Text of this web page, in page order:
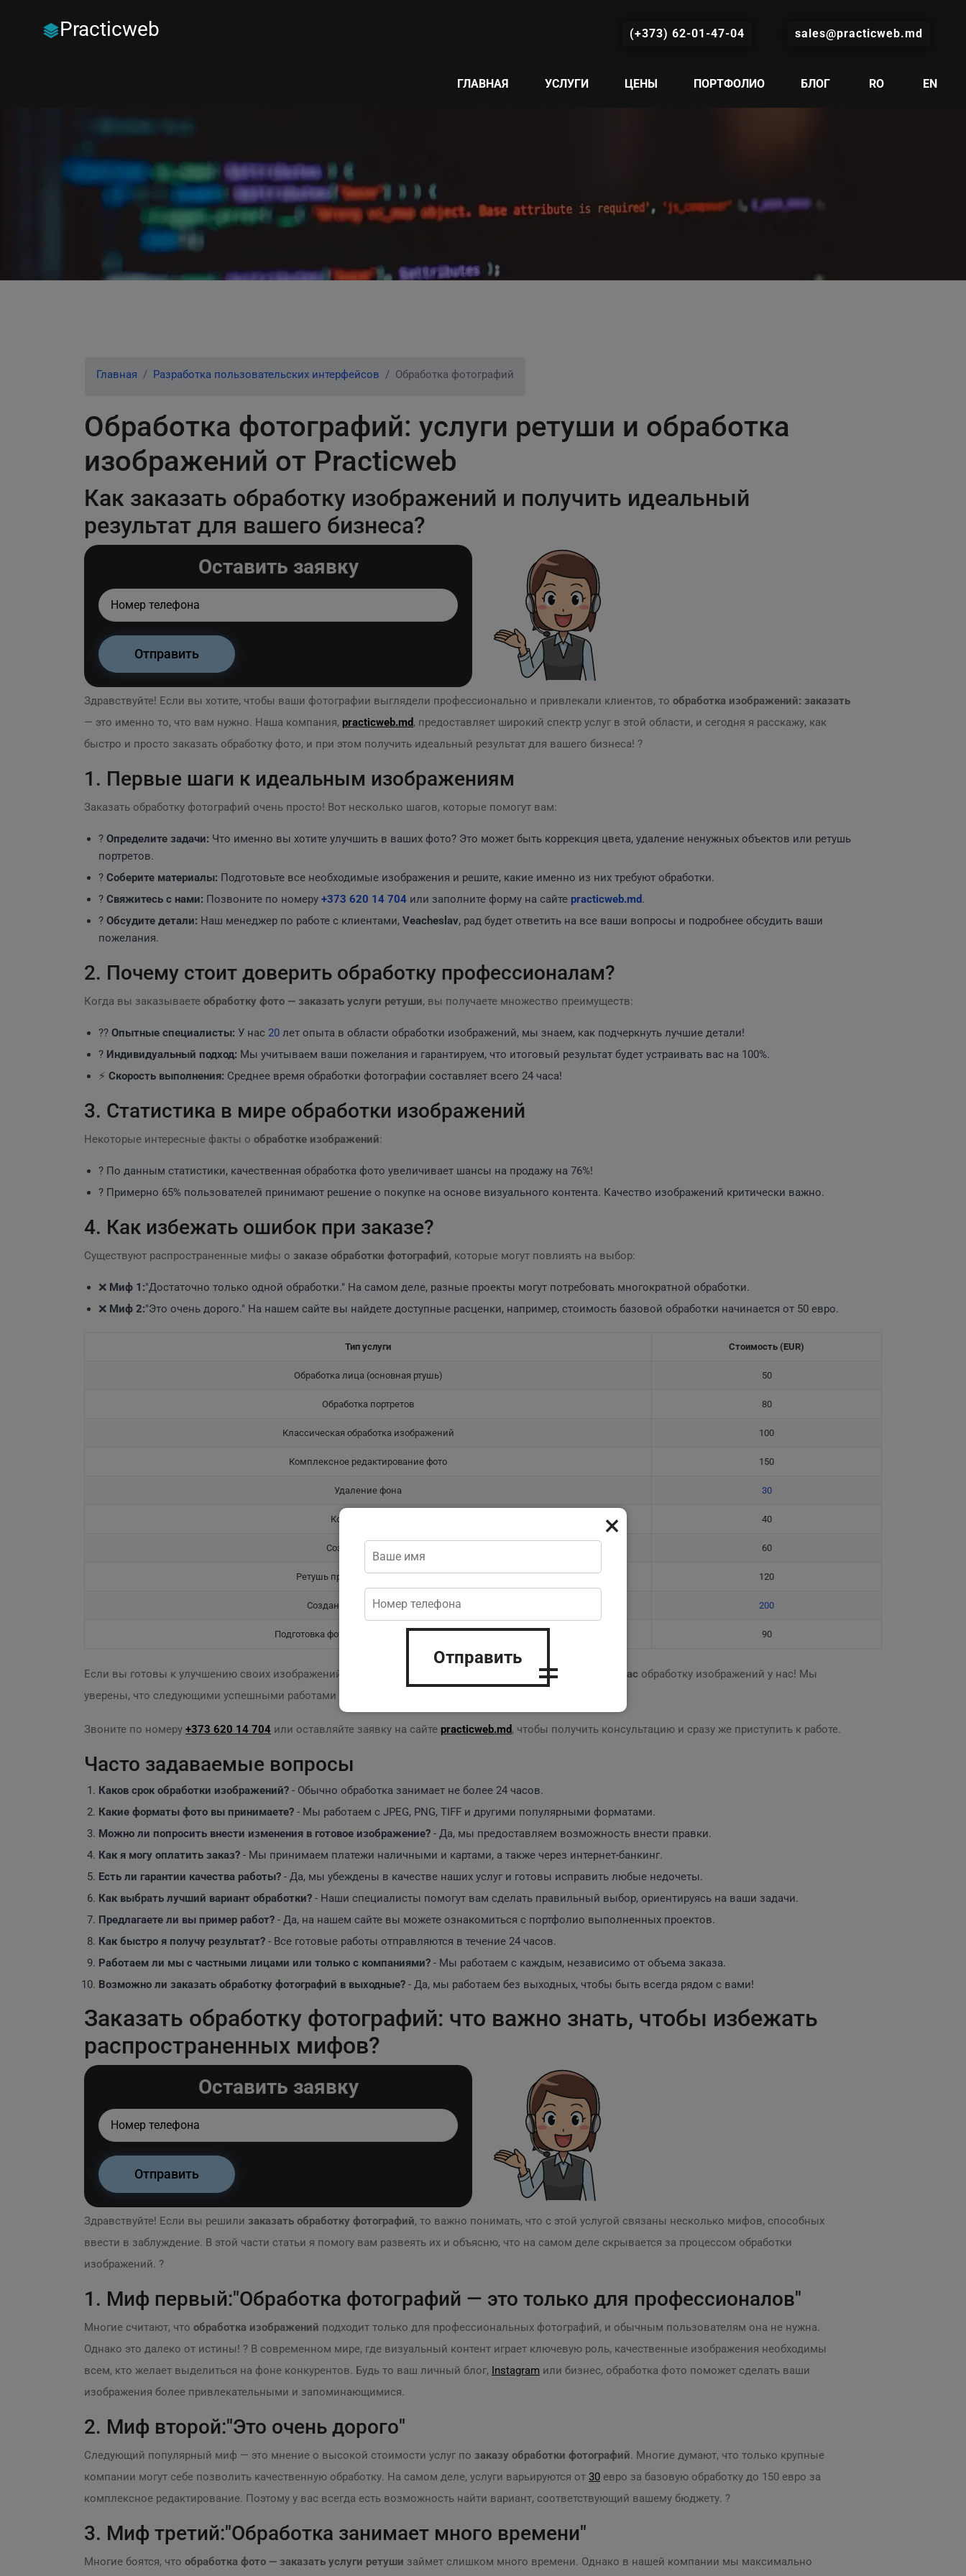
Practicweb sales@practicweb.md
(+373) 62-01-47-04
ГЛАВНАЯ УСЛУГИ ЦЕНЫ ПОРТФОЛИО БЛОГ RO EN
Главная Разработка пользовательских интерфейсов Обработка фотографий
Обработка фотографий: услуги ретуши и обработка
изображений от Practicweb
Как заказать обработку изображений и получить идеальный
результат для вашего бизнеса?
Оставить заявку
Здравствуйте! Если вы хотите, чтобы ваши фотографии выглядели профессионально и привлекали клиентов, то обработка изображений: заказать
— это именно то, что вам нужно. Наша компания, practicweb.md, предоставляет широкий спектр услуг в этой области, и сегодня я расскажу, как
быстро и просто заказать обработку фото, и при этом получить идеальный результат для вашего бизнеса! ?
1. Первые шаги к идеальным изображениям
Заказать обработку фотографий очень просто! Вот несколько шагов, которые помогут вам:
? Определите задачи: Что именно вы хотите улучшить в ваших фото? Это может быть коррекция цвета, удаление ненужных объектов или ретушь
портретов.
? Соберите материалы: Подготовьте все необходимые изображения и решите, какие именно из них требуют обработки.
? Свяжитесь с нами: Позвоните по номеру +373 620 14 704 или заполните форму на сайте practicweb.md.
?️ Обсудите детали: Наш менеджер по работе с клиентами, Veacheslav, рад будет ответить на все ваши вопросы и подробнее обсудить ваши
пожелания.
2. Почему стоит доверить обработку профессионалам?
Когда вы заказываете обработку фото — заказать услуги ретуши, вы получаете множество преимуществ:
?‍? Опытные специалисты: У нас 20 лет опыта в области обработки изображений, мы знаем, как подчеркнуть лучшие детали!
? Индивидуальный подход: Мы учитываем ваши пожелания и гарантируем, что итоговый результат будет устраивать вас на 100%.
⚡ Скорость выполнения: Среднее время обработки фотографии составляет всего 24 часа!
3. Статистика в мире обработки изображений
Некоторые интересные факты о обработке изображений:
? По данным статистики, качественная обработка фото увеличивает шансы на продажу на 76%!
? Примерно 65% пользователей принимают решение о покупке на основе визуального контента. Качество изображений критически важно.
4. Как избежать ошибок при заказе?
Существуют распространенные мифы о заказе обработки фотографий, которые могут повлиять на выбор:
❌ Миф 1:"Достаточно только одной обработки." На самом деле, разные проекты могут потребовать многократной обработки.
❌ Миф 2:"Это очень дорого." На нашем сайте вы найдете доступные расценки, например, стоимость базовой обработки начинается от 50 евро.
Тип услуги Стоимость (EUR)
Обработка лица (основная ртушь) 50
Обработка портретов 80
Классическая обработка изображений 100
Комплексное редактирование фото 150
Удаление фона 30
Коррекция цвета 40
Создание коллажа 60
Ретушь предметной фотографии 120
Создание визуализаций 200
Подготовка фото для свадебных альбомов 90
Если вы готовы к улучшению своих изображений и хотите профессиональный результат,закажите сейчас обработку изображений у нас! Мы
уверены, что следующими успешными работами станете именно вы! ?
Звоните по номеру +373 620 14 704 или оставляйте заявку на сайте practicweb.md, чтобы получить консультацию и сразу же приступить к работе.
Часто задаваемые вопросы
Каков срок обработки изображений? - Обычно обработка занимает не более 24 часов.
Какие форматы фото вы принимаете? - Мы работаем с JPEG, PNG, TIFF и другими популярными форматами.
Можно ли попросить внести изменения в готовое изображение? - Да, мы предоставляем возможность внести правки.
Как я могу оплатить заказ? - Мы принимаем платежи наличными и картами, а также через интернет-банкинг.
Есть ли гарантии качества работы? - Да, мы убеждены в качестве наших услуг и готовы исправить любые недочеты.
Как выбрать лучший вариант обработки? - Наши специалисты помогут вам сделать правильный выбор, ориентируясь на ваши задачи.
Предлагаете ли вы пример работ? - Да, на нашем сайте вы можете ознакомиться с портфолио выполненных проектов.
Как быстро я получу результат? - Все готовые работы отправляются в течение 24 часов.
Работаем ли мы с частными лицами или только с компаниями? - Мы работаем с каждым, независимо от объема заказа.
Возможно ли заказать обработку фотографий в выходные? - Да, мы работаем без выходных, чтобы быть всегда рядом с вами!
Заказать обработку фотографий: что важно знать, чтобы избежать
распространенных мифов?
Оставить заявку
Здравствуйте! Если вы решили заказать обработку фотографий, то важно понимать, что с этой услугой связаны несколько мифов, способных
ввести в заблуждение. В этой части статьи я помогу вам развеять их и объясню, что на самом деле скрывается за процессом обработки
изображений. ?
1. Миф первый:"Обработка фотографий — это только для профессионалов"
Многие считают, что обработка изображений подходит только для профессиональных фотографий, и обычным пользователям она не нужна.
Однако это далеко от истины! ? В современном мире, где визуальный контент играет ключевую роль, качественные изображения необходимы
всем, кто желает выделиться на фоне конкурентов. Будь то ваш личный блог, Instagram или бизнес, обработка фото поможет сделать ваши
изображения более привлекательными и запоминающимися.
2. Миф второй:"Это очень дорого"
Следующий популярный миф — это мнение о высокой стоимости услуг по заказу обработки фотографий. Многие думают, что только крупные
компании могут себе позволить качественную обработку. На самом деле, услуги варьируются от 30 евро за базовую обработку до 150 евро за
комплексное редактирование. Поэтому у вас всегда есть возможность найти вариант, соответствующий вашему бюджету. ?
3. Миф третий:"Обработка занимает много времени"
Многие боятся, что обработка фото — заказать услуги ретуши займет слишком много времени. Однако в нашей компании мы максимально
×
Отправить